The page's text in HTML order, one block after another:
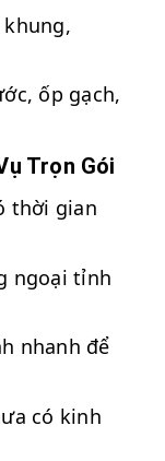
ốp gạch,
Trọn Gói
thời gian
ngoại tỉnh
nhanh để
có kinh